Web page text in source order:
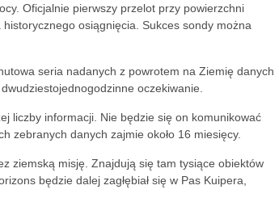
Oficjalnie pierwszy przelot przy powierzchni
osiągnięcia. Sukces sondy można
seria nadanych z powrotem na Ziemię danych
oczekiwanie.
liczby informacji. Nie będzie się on komunikować
zebranych danych zajmie około 16 miesięcy.
ziemską misję. Znajdują się tam tysiące obiektów
będzie dalej zagłębiał się w Pas Kuipera,